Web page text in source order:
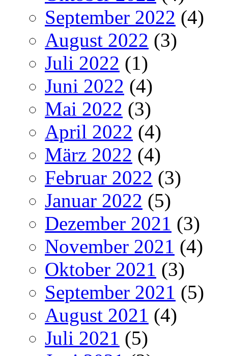
September 2022 (4)
August 2022 (3)
Juli 2022 (1)
Juni 2022 (4)
Mai 2022 (3)
April 2022 (4)
März 2022 (4)
Februar 2022 (3)
Januar 2022 (5)
Dezember 2021 (3)
November 2021 (4)
Oktober 2021 (3)
September 2021 (5)
August 2021 (4)
Juli 2021 (5)